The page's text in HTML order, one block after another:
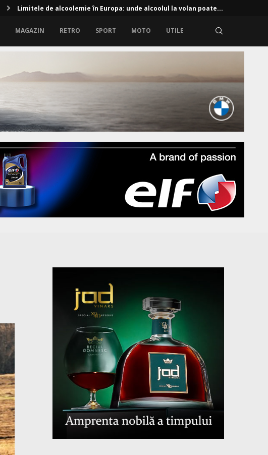
Limitele de alcoolemie în Europa: unde alcoolul la volan poate...
MAGAZIN RETRO SPORT MOTO UTILE